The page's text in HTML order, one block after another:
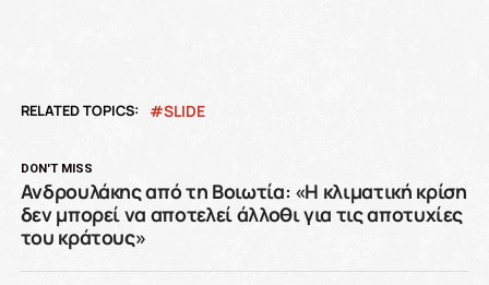
RELATED TOPICS: SLIDE
DON'T MISS
Ανδρουλάκης από τη Βοιωτία: «Η κλιματική κρίση
δεν μπορεί να αποτελεί άλλοθι για τις αποτυχίες
του κράτους»